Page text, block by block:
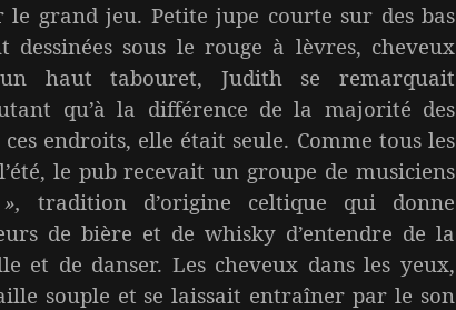
le grand jeu. Petite jupe courte sur des bas
sous le rouge à lèvres, cheveux
haut tabouret, Judith se remarquait
qu’à la différence de la majorité des
endroits, elle était seule. Comme tous les
le pub recevait un groupe de musiciens
tradition d’origine celtique qui donne
de bière et de whisky d’entendre de la
et de danser. Les cheveux dans les yeux,
souple et se laissait entraîner par le son